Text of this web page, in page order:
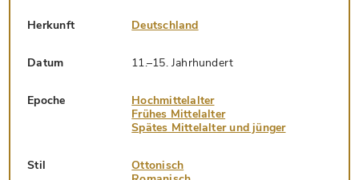
Herkunft Deutschland
Datum 11.–15. Jahrhundert
Epoche
Hochmittelalter
Frühes Mittelalter
Spätes Mittelalter und jünger
Stil
Ottonisch